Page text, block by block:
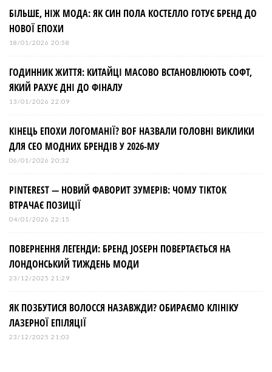
БІЛЬШЕ, НІЖ МОДА: ЯК СИН ПОЛА КОСТЕЛЛО ГОТУЄ БРЕНД ДО
НОВОЇ ЕПОХИ
18/01/2026 20:58
ГОДИННИК ЖИТТЯ: КИТАЙЦІ МАСОВО ВСТАНОВЛЮЮТЬ СОФТ,
ЯКИЙ РАХУЄ ДНІ ДО ФІНАЛУ
13/01/2026 22:09
КІНЕЦЬ ЕПОХИ ЛОГОМАНІЇ? BOF НАЗВАЛИ ГОЛОВНІ ВИКЛИКИ
ДЛЯ СЕО МОДНИХ БРЕНДІВ У 2026-МУ
06/01/2026 20:32
PINTEREST — НОВИЙ ФАВОРИТ ЗУМЕРІВ: ЧОМУ TIKTOK
ВТРАЧАЄ ПОЗИЦІЇ
04/01/2026 22:15
ПОВЕРНЕННЯ ЛЕГЕНДИ: БРЕНД JOSEPH ПОВЕРТАЄТЬСЯ НА
ЛОНДОНСЬКИЙ ТИЖДЕНЬ МОДИ
23/12/2025 21:29
ЯК ПОЗБУТИСЯ ВОЛОССЯ НАЗАВЖДИ? ОБИРАЄМО КЛІНІКУ
ЛАЗЕРНОЇ ЕПІЛЯЦІЇ
23/12/2025 21:03